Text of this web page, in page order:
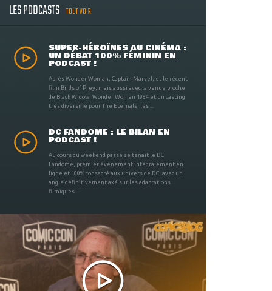
LES PODCASTS TOUT VOIR
SUPER-HÉROÏNES AU CINÉMA :
UN DÉBAT 100% FÉMININ EN
PODCAST !
Après Wonder Woman, Captain Marvel, et le récent
film Birds of Prey, mais aussi avec la venue proche
de Black Widow, Wonder Woman 1984 et un casting
très diversifié pour The Eternals, les ...
DC FANDOME : LE BILAN EN
PODCAST !
Au cours du weekend passé se tenait le DC
Fandome, premier évènement intégralement en
ligne et 100% consacré aux univers de DC, avec un
angle définitivement axé sur les adaptations
filmiques ...